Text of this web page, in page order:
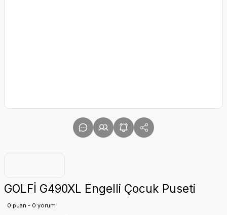
GOLFİ G490XL Engelli Çocuk Puseti
0 puan - 0 yorum